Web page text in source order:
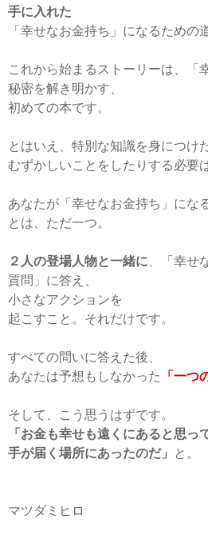
手に入れた
「幸せなお金持ち」になるための
これから始まるストーリーは、「
秘密を解き明かす、
初めての本です。
とはいえ、特別な知識を身につけ
むずかしいことをしたりする必要
あなたが「幸せなお金持ち」にな
とは、ただ一つ。
２人の登場人物と一緒に 、「幸
質問」に答え、
小さなアクションを
起こすこと。それだけです。
すべての問いに答えた後、
あなたは予想もしなかった 「一つ
そして、こう思うはずです。
「お金も幸せも遠くにあると思っ
手が届く場所にあったのだ」
と。
マツダミヒロ